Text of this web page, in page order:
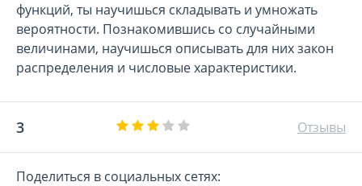
функций, ты научишься складывать и умножать
вероятности. Познакомившись со случайными
величинами, научишься описывать для них закон
распределения и числовые характеристики.
3 Отзывы
Поделиться в социальных сетях: